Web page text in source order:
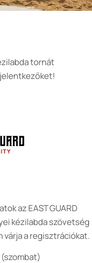
tornát
az EAST GUARD
kézilabda szövetség
a regisztrációkat.